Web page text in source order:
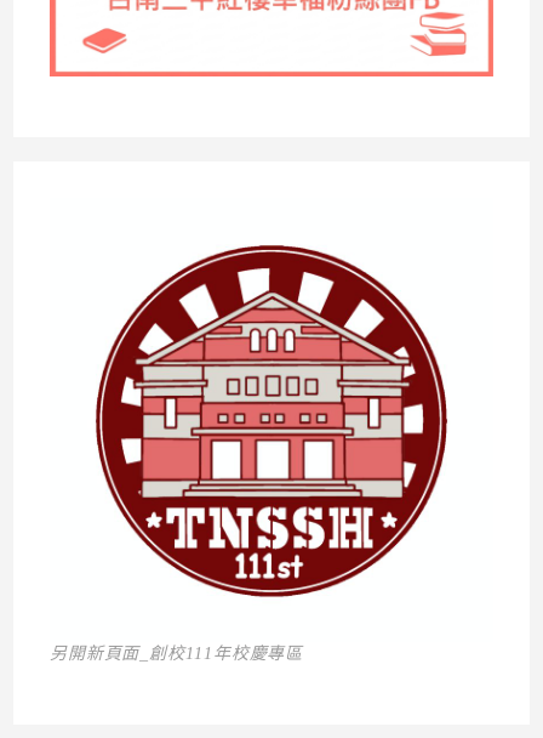
另開新頁面_創校111年校慶專區